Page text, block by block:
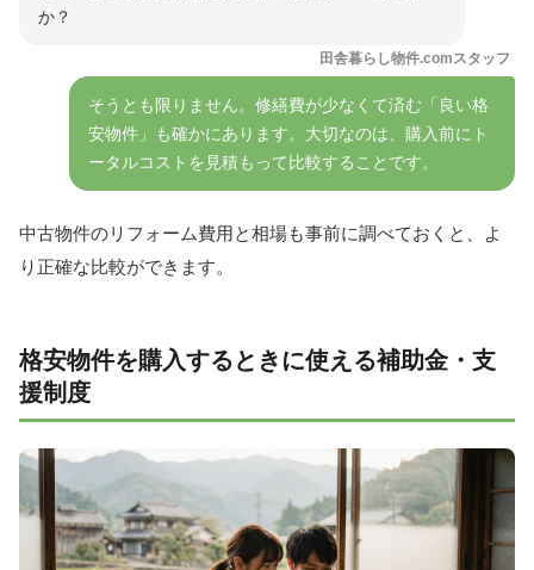
か？
田舎暮らし物件.comスタッフ
そうとも限りません。修繕費が少なくて済む「良い格
安物件」も確かにあります。大切なのは、購入前にト
ータルコストを見積もって比較することです。
中古物件のリフォーム費用と相場も事前に調べておくと、よ
り正確な比較ができます。
格安物件を購入するときに使える補助金・支
援制度